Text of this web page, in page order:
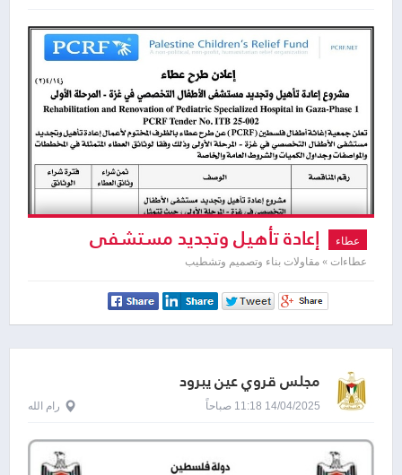
عطاء إعادة تأهيل وتجديد مستشفى
الأطفال التخصصي في غزة - المرحلة الأولى
عطاءات » مقاولات بناء وتصميم وتشطيب
مجلس قروي عين يبرود
14/04/2025 11:18 صباحاً رام الله